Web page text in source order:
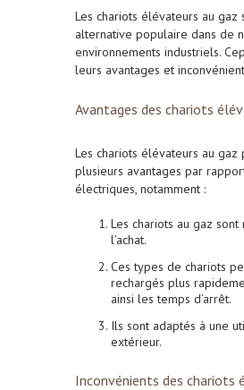
Les chariots élévateurs au gaz
alternative populaire dans de
environnements industriels.
leurs avantages et
Avantages des chariots
Les chariots élévateurs au gaz
plusieurs avantages par
électriques, notamment :
Les chariots au gaz sont
l’achat.
Ces types de chariots
rechargés plus
ainsi les temps d’arrêt.
Ils sont adaptés à une
extérieur.
Inconvénients des chariots